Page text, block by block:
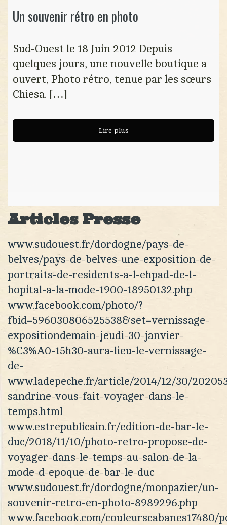
Un souvenir rétro en photo
Sud-Ouest le 18 Juin 2012 Depuis
quelques jours, une nouvelle boutique a
ouvert, Photo rétro, tenue par les sœurs
Chiesa. […]
Lire plus
Articles Presse
www.sudouest.fr/dordogne/pays-de-
belves/pays-de-belves-une-exposition-de-
portraits-de-residents-a-l-ehpad-de-l-
hopital-a-la-mode-1900-18950132.php
www.facebook.com/photo/?
fbid=596030806525538&set=vernissage-
expositiondemain-jeudi-30-janvier-
%C3%A0-15h30-aura-lieu-le-vernissage-
de-
www.ladepeche.fr/article/2014/12/30/
sandrine-vous-fait-voyager-dans-le-
temps.html
www.estrepublicain.fr/edition-de-bar-le-
duc/2018/11/10/photo-retro-propose-de-
voyager-dans-le-temps-au-salon-de-la-
mode-d-epoque-de-bar-le-duc
www.sudouest.fr/dordogne/monpazier/un-
souvenir-retro-en-photo-8989296.php
www.facebook.com/couleurscabanes17480/